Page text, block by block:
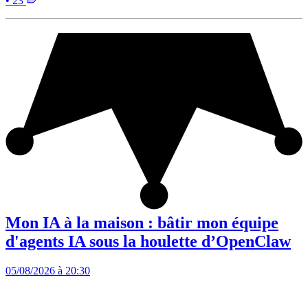
Mon IA à la maison : bâtir mon équipe
d'agents IA sous la houlette d’OpenClaw
05/08/2026 à 20:30